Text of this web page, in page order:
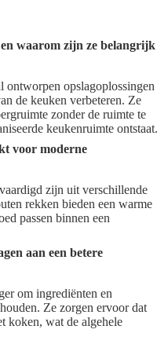
waarom zijn ze belangrijk
ontworpen opslagoplossingen
de keuken verbeteren. Ze
zonder de ruimte te
keukenruimte ontstaat.
voor moderne
zijn uit verschillende
rekken bieden een warme
passen binnen een
aan een betere
om ingrediënten en
Ze zorgen ervoor dat
koken, wat de algehele